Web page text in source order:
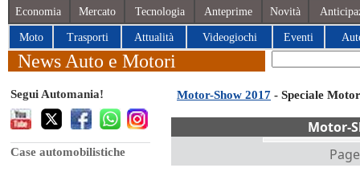
Economia Mercato Tecnologia Anteprime Novità
Moto Trasporti Attualità Videogiochi Eventi
News Auto e Motori
Segui Automania!
Case automobilistiche
Motor-Show 2017 - Speciale
Motor-